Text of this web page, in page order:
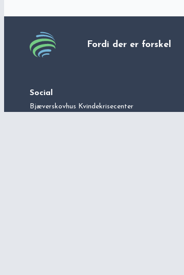
Fordi der er forskel
Social
Bjæverskovhus Kvindekrisecenter